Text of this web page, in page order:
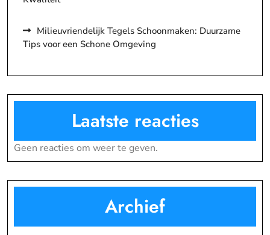
Milieuvriendelijk Tegels Schoonmaken: Duurzame
Tips voor een Schone Omgeving
Laatste reacties
Geen reacties om weer te geven.
Archief